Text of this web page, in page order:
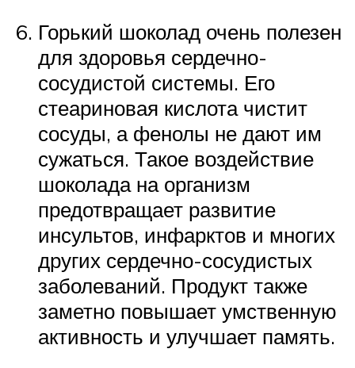
Горький шоколад очень полезен
для здоровья сердечно-
сосудистой системы. Его
стеариновая кислота чистит
сосуды, а фенолы не дают им
сужаться. Такое воздействие
шоколада на организм
предотвращает развитие
инсультов, инфарктов и многих
других сердечно-сосудистых
заболеваний. Продукт также
заметно повышает умственную
активность и улучшает память.